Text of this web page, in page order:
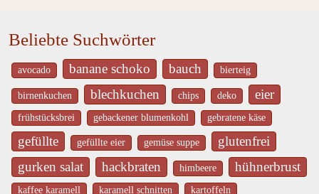
Beliebte Suchwörter
avocado banane schoko bauch bierteig
birnenkuchen blechkuchen chips deko eier
frühstücksbrei gebackener blumenkohl gebratene käse
gefüllte gefüllte eier gemüse suppe
glutenfrei
gurken salat
hackbraten himbeere hühnerbrust
kaffee karamell karamell schnitten kartoffeln